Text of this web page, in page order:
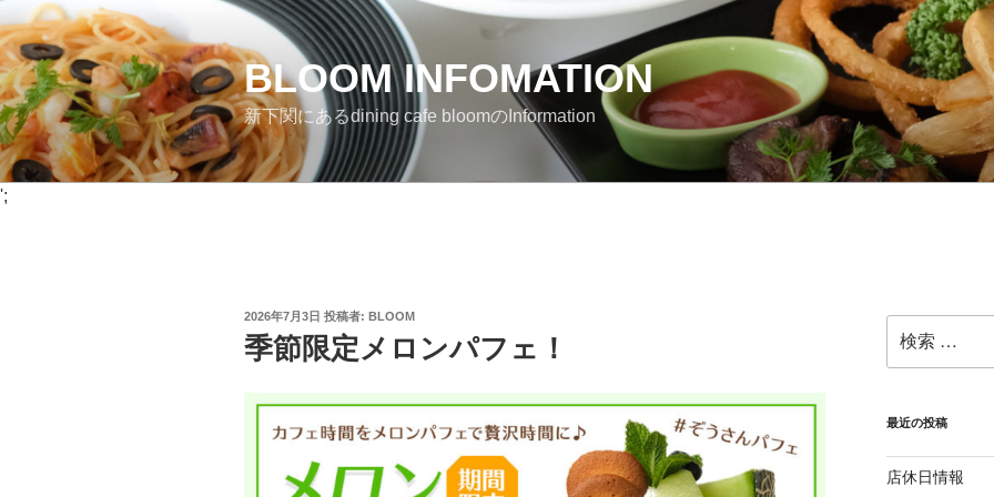
ン
テ
ン
ツ
へ
ス
キ
BLOOM INFOMATION
新下関にあるdining cafe bloomのInformation
';
投
稿
日:
2026年7月3日 投稿者: BLOOM
季節限定メロンパフェ！
索:
最近の投稿
店休日情報